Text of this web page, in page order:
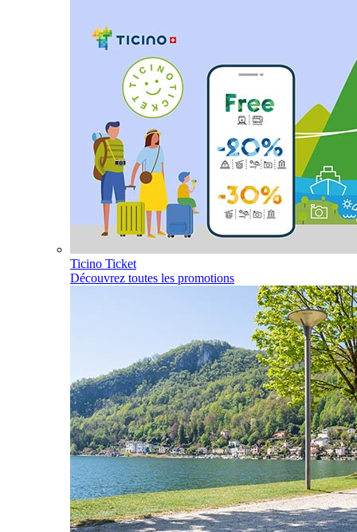
Ticino Ticket
Découvrez toutes les promotions